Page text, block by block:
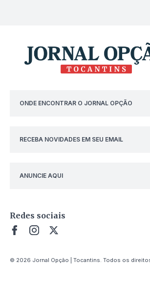
ONDE ENCONTRAR O JORNAL OPÇÃO
RECEBA NOVIDADES EM SEU EMAIL
ANUNCIE AQUI
Redes sociais
© 2026 Jornal Opção | Tocantins. Todos os